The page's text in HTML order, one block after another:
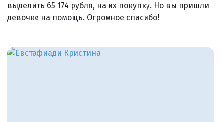
выделить 65 174 рубля, на их покупку. Но вы пришли
девочке на помощь. Огромное спасибо!